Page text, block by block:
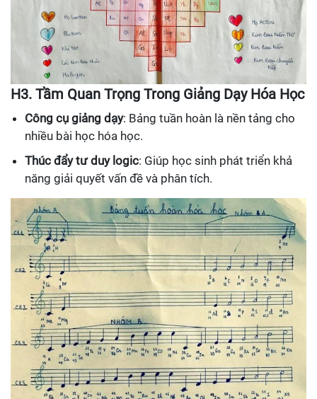
H3. Tầm Quan Trọng Trong Giảng Dạy Hóa Học
Công cụ giảng dạy: Bảng tuần hoàn là nền tảng cho
nhiều bài học hóa học.
Thúc đẩy tư duy logic: Giúp học sinh phát triển khả
năng giải quyết vấn đề và phân tích.